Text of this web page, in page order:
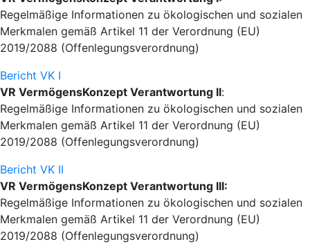
Regelmäßige Informationen zu ökologischen und sozialen
Merkmalen gemäß Artikel 11 der Verordnung (EU)
2019/2088 (Offenlegungsverordnung)
Bericht VK I
VR VermögensKonzept Verantwortung II:
Regelmäßige Informationen zu ökologischen und sozialen
Merkmalen gemäß Artikel 11 der Verordnung (EU)
2019/2088 (Offenlegungsverordnung)
Bericht VK II
VR VermögensKonzept Verantwortung III:
Regelmäßige Informationen zu ökologischen und sozialen
Merkmalen gemäß Artikel 11 der Verordnung (EU)
2019/2088 (Offenlegungsverordnung)